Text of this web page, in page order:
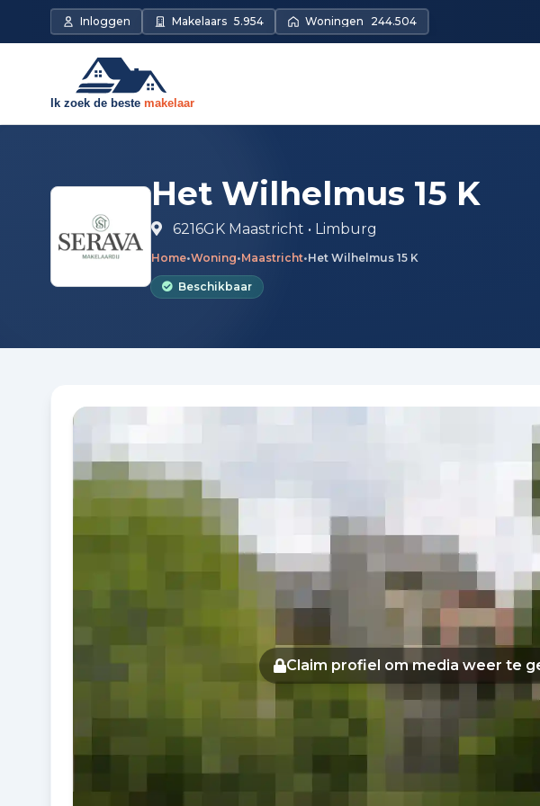
Direct naar de inhoud
Inloggen Makelaars 5.954 Woningen 244.504
Het Wilhelmus 15 K
6216GK Maastricht • Limburg
Home•Woning•Maastricht•Het Wilhelmus 15 K
Beschikbaar
Fotogalerij
Claim profiel om media weer te